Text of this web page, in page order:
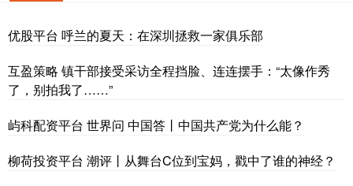
优股平台 呼兰的夏天：在深圳拯救一家俱乐部
互盈策略 镇干部接受采访全程挡脸、连连摆手：“太像作秀
了，别拍我了……”
屿科配资平台 世界问 中国答丨中国共产党为什么能？
柳荷投资平台 潮评丨从舞台C位到宝妈，戳中了谁的神经？